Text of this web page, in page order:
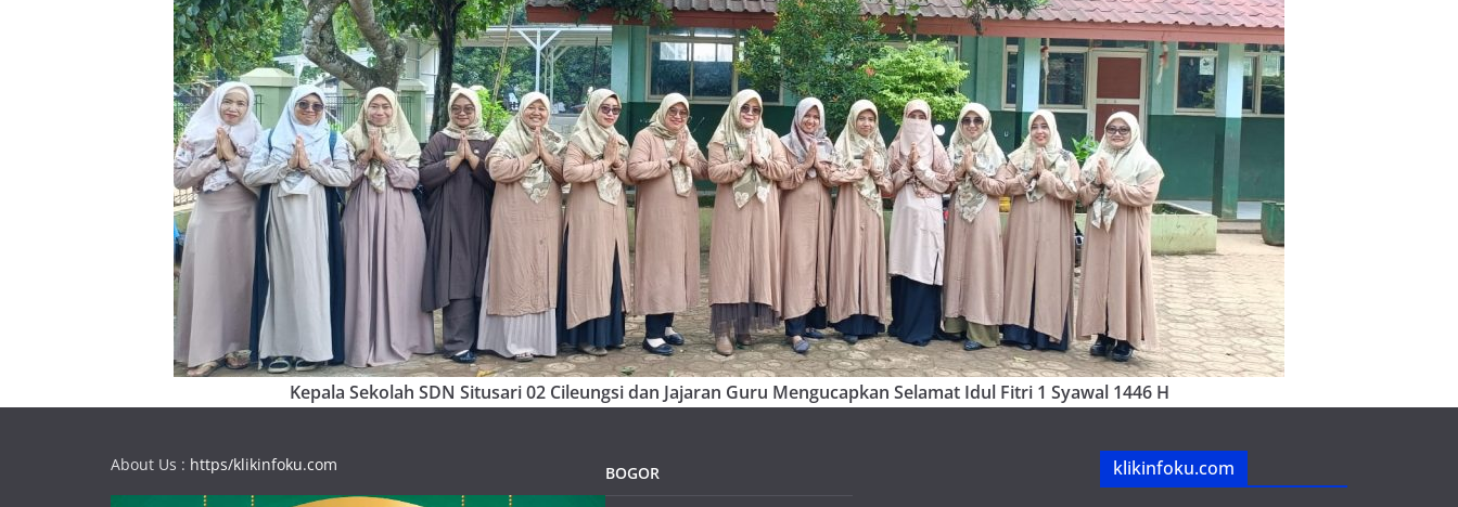
Kepala Sekolah SDN Situsari 02 Cileungsi dan Jajaran Guru Mengucapkan Selamat Idul Fitri 1 Syawal 1446 H
About Us : https/klikinfoku.com BOGOR klikinfoku.com